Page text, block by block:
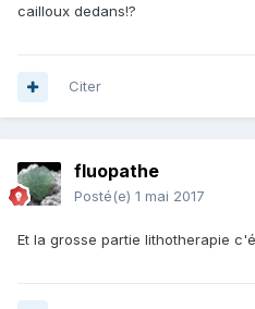
cailloux dedans!?
Citer
fluopathe
Posté(e) 1 mai 2017
Et la grosse partie lithotherapie